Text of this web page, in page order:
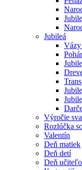
Jubileá
Výročie
Rozlúčka
Valentín
Deň matiek
Deň detí
Deň